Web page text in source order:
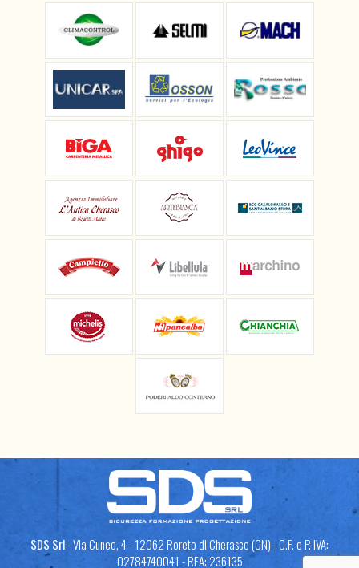
SDS Srl- Via Cuneo, 4 - 12062 Roreto di Cherasco (CN) - C.F. e P. IVA:
02784740041 - REA: 236135